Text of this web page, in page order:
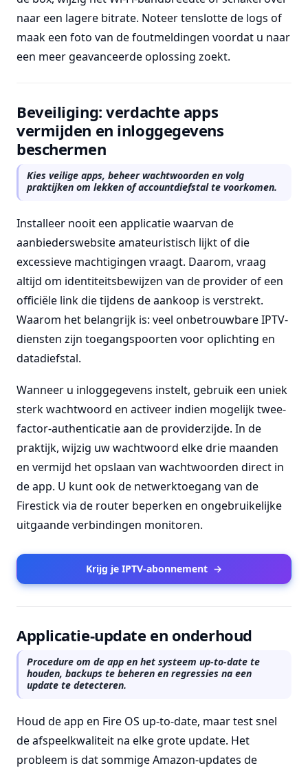
naar een lagere bitrate. Noteer tenslotte de logs of
maak een foto van de foutmeldingen voordat u naar
een meer geavanceerde oplossing zoekt.
Beveiliging: verdachte apps
vermijden en inloggegevens
beschermen
Kies veilige apps, beheer wachtwoorden en volg
praktijken om lekken of accountdiefstal te voorkomen.
Installeer nooit een applicatie waarvan de
aanbiederswebsite amateuristisch lijkt of die
excessieve machtigingen vraagt. Daarom, vraag
altijd om identiteitsbewijzen van de provider of een
officiële link die tijdens de aankoop is verstrekt.
Waarom het belangrijk is: veel onbetrouwbare IPTV-
diensten zijn toegangspoorten voor oplichting en
datadiefstal.
Wanneer u inloggegevens instelt, gebruik een uniek
sterk wachtwoord en activeer indien mogelijk twee-
factor-authenticatie aan de providerzijde. In de
praktijk, wijzig uw wachtwoord elke drie maanden
en vermijd het opslaan van wachtwoorden direct in
de app. U kunt ook de netwerktoegang van de
Firestick via de router beperken en ongebruikelijke
uitgaande verbindingen monitoren.
Krijg je IPTV-abonnement →
Applicatie-update en onderhoud
Procedure om de app en het systeem up-to-date te
houden, backups te beheren en regressies na een
update te detecteren.
Houd de app en Fire OS up-to-date, maar test snel
de afspeelkwaliteit na elke grote update. Het
probleem is dat sommige Amazon-updates de